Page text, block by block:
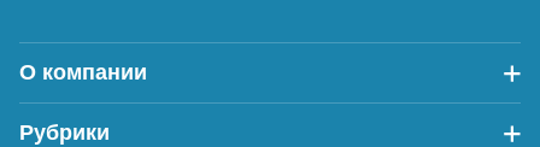
О компании
Рубрики